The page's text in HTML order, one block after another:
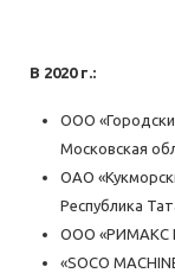
В 2020 г.:
ООО
Московская
ОАО
Республика
ООО «РИМАКС
«SOCO